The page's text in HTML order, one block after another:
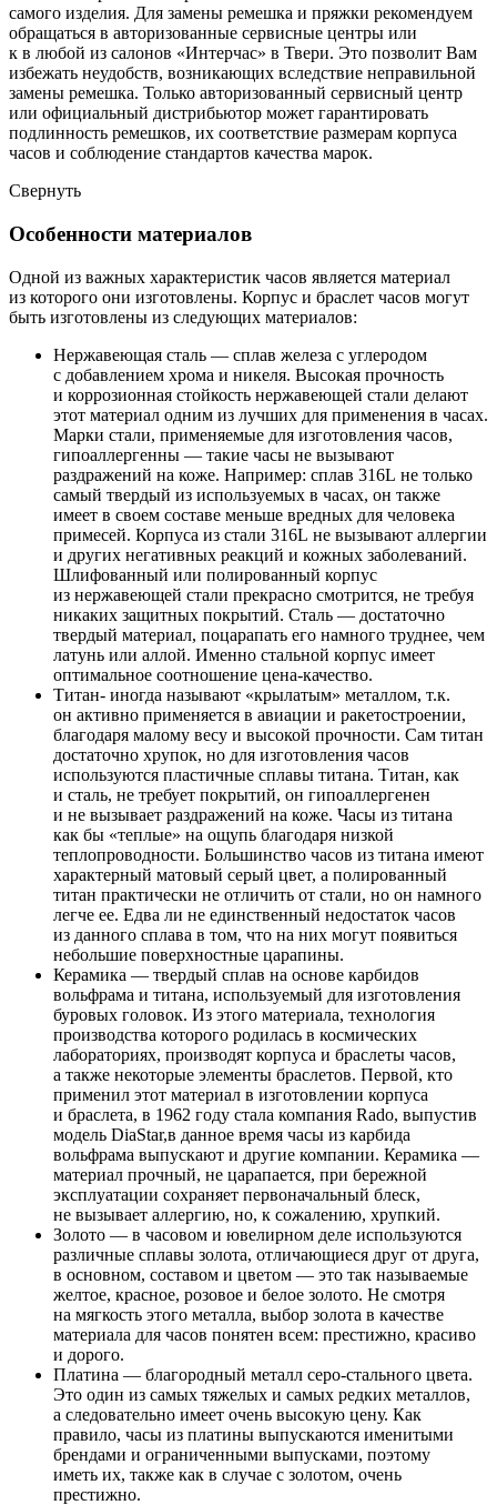
самого изделия. Для замены ремешка и пряжки рекомендуем
обращаться в авторизованные сервисные центры или
к в любой из салонов «Интерчас» в Твери. Это позволит Вам
избежать неудобств, возникающих вследствие неправильной
замены ремешка. Только авторизованный сервисный центр
или официальный дистрибьютор может гарантировать
подлинность ремешков, их соответствие размерам корпуса
часов и соблюдение стандартов качества марок.
Свернуть
Особенности материалов
Одной из важных характеристик часов является материал
из которого они изготовлены. Корпус и браслет часов могут
быть изготовлены из следующих материалов:
Нержавеющая сталь — сплав железа с углеродом
с добавлением хрома и никеля. Высокая прочность
и коррозионная стойкость нержавеющей стали делают
этот материал одним из лучших для применения в часах.
Марки стали, применяемые для изготовления часов,
гипоаллергенны — такие часы не вызывают
раздражений на коже. Например: сплав 316L не только
самый твердый из используемых в часах, он также
имеет в своем составе меньше вредных для человека
примесей. Корпуса из стали 316L не вызывают аллергии
и других негативных реакций и кожных заболеваний.
Шлифованный или полированный корпус
из нержавеющей стали прекрасно смотрится, не требуя
никаких защитных покрытий. Сталь — достаточно
твердый материал, поцарапать его намного труднее, чем
латунь или аллой. Именно стальной корпус имеет
оптимальное соотношение цена-качество.
Титан- иногда называют «крылатым» металлом, т.к.
он активно применяется в авиации и ракетостроении,
благодаря малому весу и высокой прочности. Сам титан
достаточно хрупок, но для изготовления часов
используются пластичные сплавы титана. Титан, как
и сталь, не требует покрытий, он гипоаллергенен
и не вызывает раздражений на коже. Часы из титана
как бы «теплые» на ощупь благодаря низкой
теплопроводности. Большинство часов из титана имеют
характерный матовый серый цвет, а полированный
титан практически не отличить от стали, но он намного
легче ее. Едва ли не единственный недостаток часов
из данного сплава в том, что на них могут появиться
небольшие поверхностные царапины.
Керамика — твердый сплав на основе карбидов
вольфрама и титана, используемый для изготовления
буровых головок. Из этого материала, технология
производства которого родилась в космических
лабораториях, производят корпуса и браслеты часов,
а также некоторые элементы браслетов. Первой, кто
применил этот материал в изготовлении корпуса
и браслета, в 1962 году стала компания Rado, выпустив
модель DiaStar,в данное время часы из карбида
вольфрама выпускают и другие компании. Керамика —
материал прочный, не царапается, при бережной
эксплуатации сохраняет первоначальный блеск,
не вызывает аллергию, но, к сожалению, хрупкий.
Золото — в часовом и ювелирном деле используются
различные сплавы золота, отличающиеся друг от друга,
в основном, составом и цветом — это так называемые
желтое, красное, розовое и белое золото. Не смотря
на мягкость этого металла, выбор золота в качестве
материала для часов понятен всем: престижно, красиво
и дорого.
Платина — благородный металл серо-стального цвета.
Это один из самых тяжелых и самых редких металлов,
а следовательно имеет очень высокую цену. Как
правило, часы из платины выпускаются именитыми
брендами и ограниченными выпусками, поэтому
иметь их, также как в случае с золотом, очень
престижно.